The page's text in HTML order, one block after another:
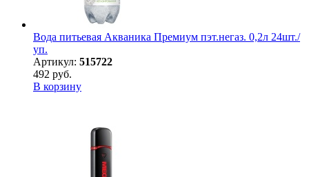
Вода питьевая Акваника Премиум пэт.негаз. 0,2л 24шт./
уп.
Артикул: 515722
492 руб.
В корзину